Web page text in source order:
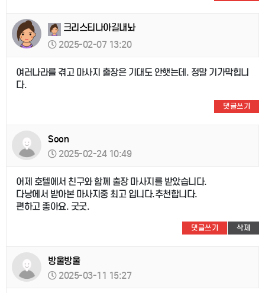
크리스티나아길내놔
2025-02-07 13:20
여러나라를 겪고 마사지 출장은 기대도 안햇는데. 정말 기가막힙니
다.
댓글쓰기
Soon
2025-02-24 10:49
어제 호텔에서 친구와 함께 출장 마사지를 받았습니다.
다낭에서 받아본 마사지중 최고 입니다.추천합니다.
편하고 좋아요. 굿굿.
댓글쓰기 삭제
방울방울
2025-03-11 15:27